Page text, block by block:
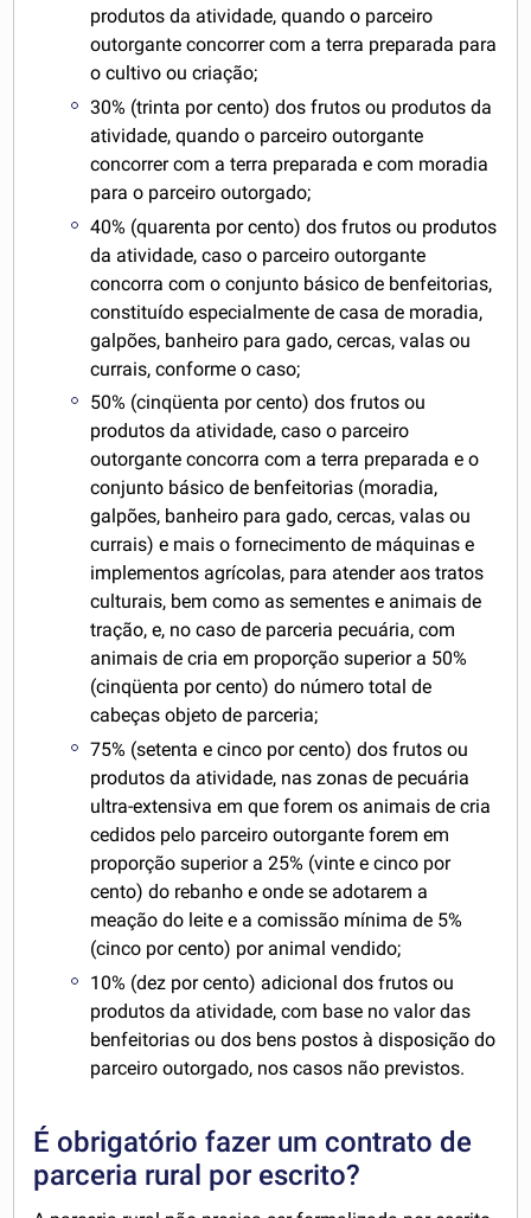
produtos da atividade, quando o parceiro
outorgante concorrer com a terra preparada para
o cultivo ou criação;
30% (trinta por cento) dos frutos ou produtos da
atividade, quando o parceiro outorgante
concorrer com a terra preparada e com moradia
para o parceiro outorgado;
40% (quarenta por cento) dos frutos ou produtos
da atividade, caso o parceiro outorgante
concorra com o conjunto básico de benfeitorias,
constituído especialmente de casa de moradia,
galpões, banheiro para gado, cercas, valas ou
currais, conforme o caso;
50% (cinqüenta por cento) dos frutos ou
produtos da atividade, caso o parceiro
outorgante concorra com a terra preparada e o
conjunto básico de benfeitorias (moradia,
galpões, banheiro para gado, cercas, valas ou
currais) e mais o fornecimento de máquinas e
implementos agrícolas, para atender aos tratos
culturais, bem como as sementes e animais de
tração, e, no caso de parceria pecuária, com
animais de cria em proporção superior a 50%
(cinqüenta por cento) do número total de
cabeças objeto de parceria;
75% (setenta e cinco por cento) dos frutos ou
produtos da atividade, nas zonas de pecuária
ultra-extensiva em que forem os animais de cria
cedidos pelo parceiro outorgante forem em
proporção superior a 25% (vinte e cinco por
cento) do rebanho e onde se adotarem a
meação do leite e a comissão mínima de 5%
(cinco por cento) por animal vendido;
10% (dez por cento) adicional dos frutos ou
produtos da atividade, com base no valor das
benfeitorias ou dos bens postos à disposição do
parceiro outorgado, nos casos não previstos.
É obrigatório fazer um contrato de
parceria rural por escrito?